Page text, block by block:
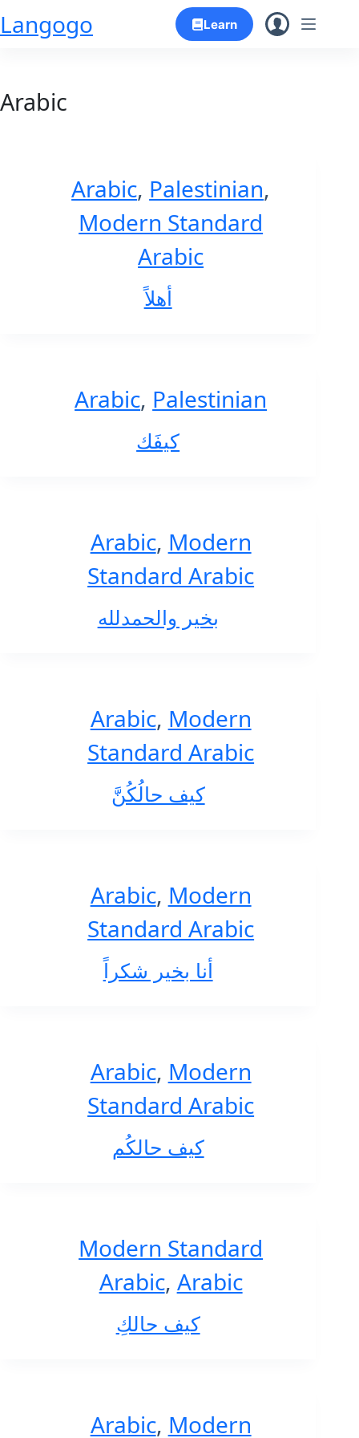
Skip
Langogo Learn
Arabic
Arabic, Palestinian,
Modern Standard
Arabic
أهلاً
Arabic, Palestinian
كيفَك
Arabic, Modern
Standard Arabic
بخير والحمدلله
Arabic, Modern
Standard Arabic
كيف حالُكُنَّ
Arabic, Modern
Standard Arabic
أنا بخير شكراً
Arabic, Modern
Standard Arabic
كيف حالكُم
Modern Standard
Arabic, Arabic
كيف حالكِ
Arabic, Modern